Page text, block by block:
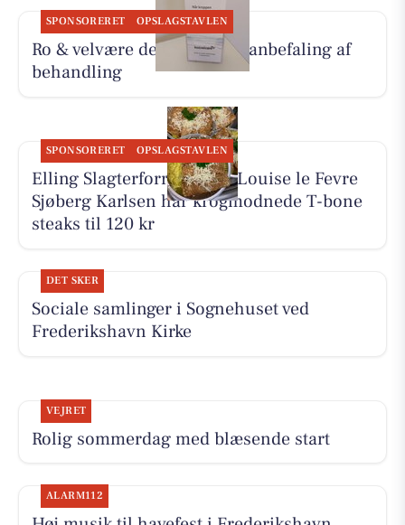
SPONSORERET OPSLAGSTAVLEN
Ro & velvære deler Hennys anbefaling af
behandling
SPONSORERET OPSLAGSTAVLEN
Elling Slagterforretning v/Louise le Fevre
Sjøberg Karlsen har krogmodnede T-bone
steaks til 120 kr
DET SKER
Sociale samlinger i Sognehuset ved
Frederikshavn Kirke
VEJRET
Rolig sommerdag med blæsende start
ALARM112